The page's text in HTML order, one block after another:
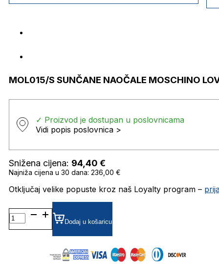
MOL015/S SUNČANE NAOČALE MOSCHINO
✓ Proizvod je dostupan u poslovnicama
Vidi popis poslovnica >
Snižena cijena: 94,40 €
Najniža cijena u 30 dana: 236,00 €
Otključaj velike popuste kroz naš Loyalty program –
MOL015/S SUNČANE
NAOČALE
MOSCHINO
Dodaj u košaricu